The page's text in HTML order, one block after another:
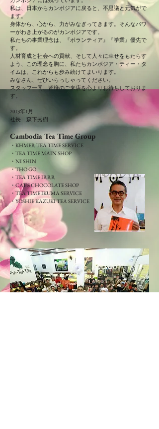
私は、日本からカンボジアに戻ると、不思議と元気がで
ます。
身体から、心から、力がみなぎってきます。そんなパワ
ーがわき上がるのがカンボジアです。
私たちの事業理念は、『ボランティア』『学業』優先で
す。
人材育成と社会への貢献、そして人々に幸せをもたらす
よう、この理念を胸に、私たちカンボジア・ティー・タ
イムは、これからも歩み続けてまいります。
みなさん、ぜひいらっしゃってください。
スタッフ一同、皆様のご来店を心よりお待ちしておりま
す。
2013年1月
社長 森下秀樹
Cambodia Tea Time Group
​・KHMER TEA TIME SERVICE
・TEA TIME MAIN SHOP
・NI SHIN
・THO GO
・TEA TIME IRRR
・CAT'S CHOCOLATE SHOP
・ TEA TIME IKUMA SERVICE
・YOSHIE KAZUKI TEA SERVICE